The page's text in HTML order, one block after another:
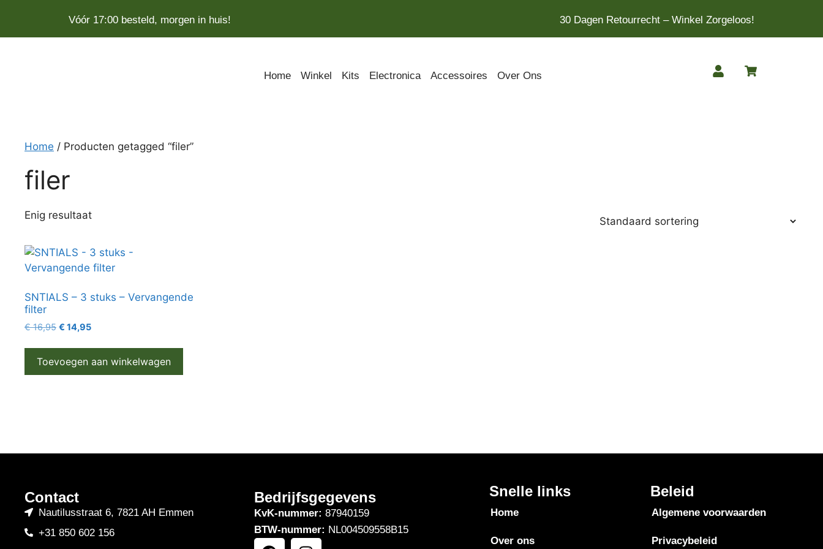
Vóór 17:00 besteld, morgen in huis! 30 Dagen Retourrecht – Winkel Zorgeloos!
Home Winkel Kits Electronica Accessoires Over Ons
Home / Producten getagged “filer”
filer
Enig resultaat
SNTIALS – 3 stuks – Vervangende
filter
€16,95 € 14,95
Toevoegen aan winkelwagen
Contact
Nautilusstraat 6, 7821 AH Emmen
+31 850 602 156
Bedrijfsgegevens
KvK-nummer: 87940159
BTW-nummer: NL004509558B15
Snelle links Beleid
Home
Over ons
Algemene voorwaarden
Privacybeleid